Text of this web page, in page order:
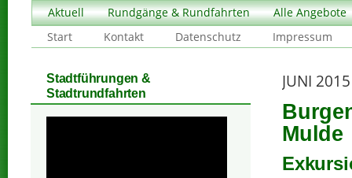
Aktuell Rundgänge & Rundfahrten
Alle Angebote
Start
Kontakt Datenschutz Impressum
JUNI 2015
Mulde
Stadtführungen &
Stadtrundfahrten